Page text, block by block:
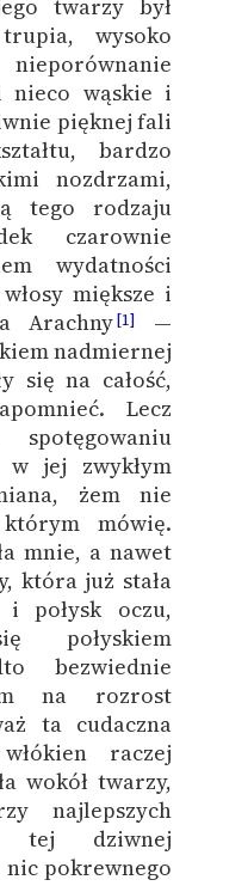
twarzy był
wysoko
nieco wąskie i
pięknej fali
bardzo
nozdrzami,
tego rodzaju
czarownie
wydatności
miększe i
Arachny[1]
—
nadmiernej
się na całość,
Lecz
jej zwykłym
żem nie
mówię.
mnie, a nawet
która już stała
i połysk oczu,
bezwiednie
na rozrost
ta cudaczna
raczej
wokół twarzy,
najlepszych
tej dziwnej
pokrewnego